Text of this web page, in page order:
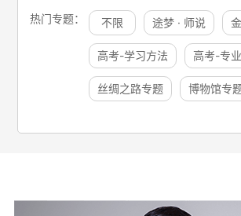
热门专题： 不限 途梦 · 师说
高考-学习方法 高考-专
丝绸之路专题 博物馆专